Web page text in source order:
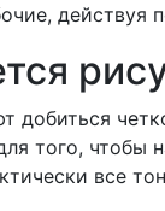
действуя
добиться
того, чтобы
все